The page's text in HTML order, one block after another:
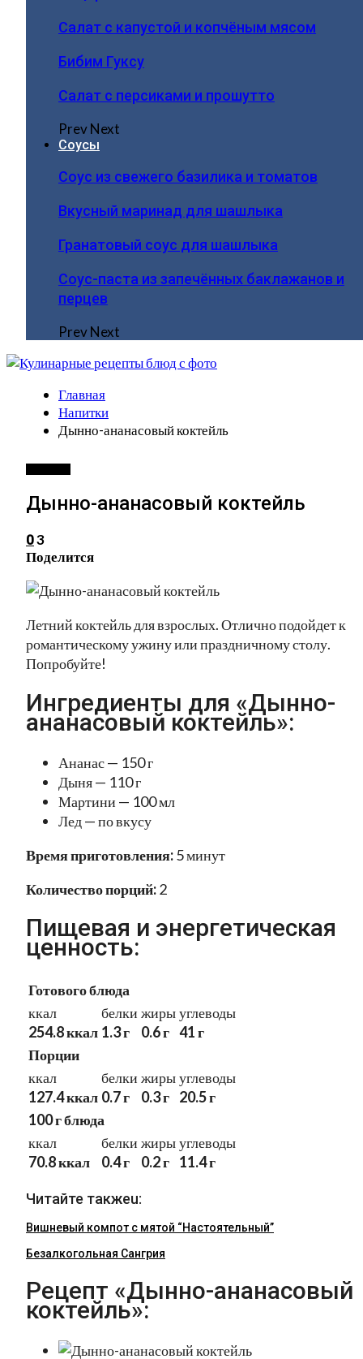
Салат с капустой и копчёным мясом
Бибим Гуксу
Салат с персиками и прошутто
PrevNext
Соусы
Соус из свежего базилика и томатов
Вкусный маринад для шашлыка
Гранатовый соус для шашлыка
Соус-паста из запечённых баклажанов и
перцев
PrevNext
Главная
Напитки
Дынно-ананасовый коктейль
Дынно-ананасовый коктейль
03
Поделится
Летний коктейль для взрослых. Отлично подойдет к
романтическому ужину или праздничному столу.
Попробуйте!
Ингредиенты для «Дынно-
ананасовый коктейль»:
Ананас — 150 г
Дыня — 110 г
Мартини — 100 мл
Лед — по вкусу
Время приготовления:5 минут
Количество порций:2
Пищевая и энергетическая
ценность:
Готового блюда
ккал
254.8 ккал
белки
1.3 г
жиры
0.6 г
углеводы
41 г
Порции
ккал
127.4 ккал
белки
0.7 г
жиры
0.3 г
углеводы
20.5 г
100 г блюда
ккал
70.8 ккал
белки
0.4 г
жиры
0.2 г
углеводы
11.4 г
Читайте такжеu:
Вишневый компот с мятой “Настоятельный”
Безалкогольная Сангрия
Рецепт «Дынно-ананасовый
коктейль»: